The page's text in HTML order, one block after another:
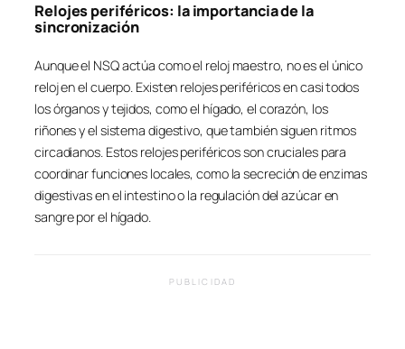
Relojes periféricos: la importancia de la
sincronización
Aunque el NSQ actúa como el reloj maestro, no es el único
reloj en el cuerpo. Existen relojes periféricos en casi todos
los órganos y tejidos, como el hígado, el corazón, los
riñones y el sistema digestivo, que también siguen ritmos
circadianos. Estos relojes periféricos son cruciales para
coordinar funciones locales, como la secreción de enzimas
digestivas en el intestino o la regulación del azúcar en
sangre por el hígado.
PUBLICIDAD